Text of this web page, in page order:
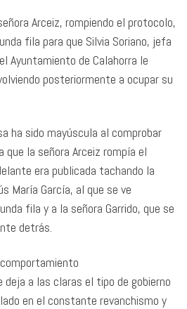
Arceiz, rompiendo el protocolo,
fila para que Silvia Soriano, jefa
Ayuntamiento de Calahorra le
posteriormente a ocupar su
ha sido mayúscula al comprobar
la señora Arceiz rompía el
era publicada tachando la
María García, al que se ve
fila y a la señora Garrido, que se
detrás.
a las claras el tipo de gobierno
en el constante revanchismo y